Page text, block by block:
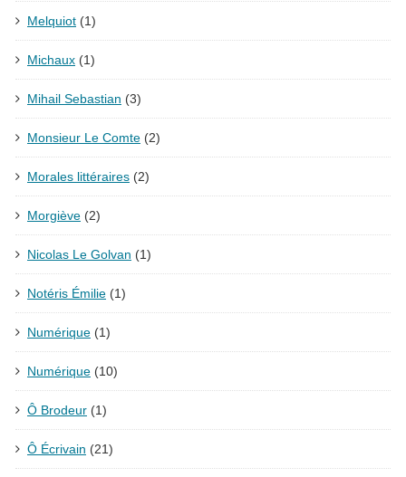
Melquiot (1)
Michaux (1)
Mihail Sebastian (3)
Monsieur Le Comte (2)
Morales littéraires (2)
Morgiève (2)
Nicolas Le Golvan (1)
Notéris Émilie (1)
Numérique (1)
Numérique (10)
Ô Brodeur (1)
Ô Écrivain (21)